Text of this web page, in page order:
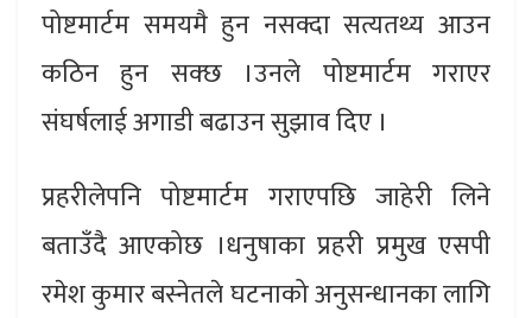
पोष्टमार्टम समयमै हुन नसक्दा सत्यतथ्य आउन
कठिन हुन सक्छ ।उनले पोष्टमार्टम गराएर
संघर्षलाई अगाडी बढाउन सुझाव दिए ।
प्रहरीलेपनि पोष्टमार्टम गराएपछि जाहेरी लिने
बताउँदै आएकोछ ।धनुषाका प्रहरी प्रमुख एसपी
रमेश कुमार बस्नेतले घटनाको अनुसन्धानका लागि